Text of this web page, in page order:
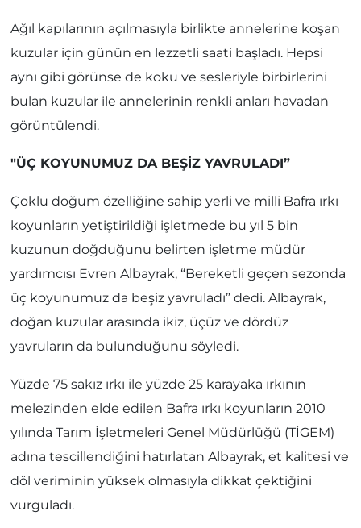
Ağıl kapılarının açılmasıyla birlikte annelerine koşan
kuzular için günün en lezzetli saati başladı. Hepsi
aynı gibi görünse de koku ve sesleriyle birbirlerini
bulan kuzular ile annelerinin renkli anları havadan
görüntülendi.
"ÜÇ KOYUNUMUZ DA BEŞİZ YAVRULADI”
Çoklu doğum özelliğine sahip yerli ve milli Bafra ırkı
koyunların yetiştirildiği işletmede bu yıl 5 bin
kuzunun doğduğunu belirten işletme müdür
yardımcısı Evren Albayrak, “Bereketli geçen sezonda
üç koyunumuz da beşiz yavruladı” dedi. Albayrak,
doğan kuzular arasında ikiz, üçüz ve dördüz
yavruların da bulunduğunu söyledi.
Yüzde 75 sakız ırkı ile yüzde 25 karayaka ırkının
melezinden elde edilen Bafra ırkı koyunların 2010
yılında Tarım İşletmeleri Genel Müdürlüğü (TİGEM)
adına tescillendiğini hatırlatan Albayrak, et kalitesi ve
döl veriminin yüksek olmasıyla dikkat çektiğini
vurguladı.